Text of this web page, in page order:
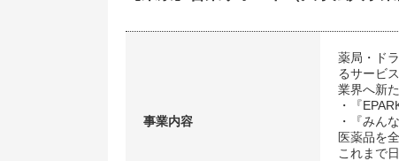
事業内容
薬局・ド
るサービ
業界へ新
・『
・『みん
医薬品を
これまで